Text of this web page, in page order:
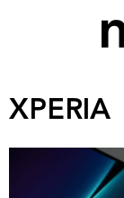
XPERIA